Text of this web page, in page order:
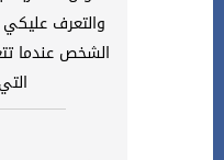
والتعرف عليكي
الشخص عندما